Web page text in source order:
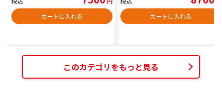
カートに入れる
カートに入れる
このカテゴリをもっと見る